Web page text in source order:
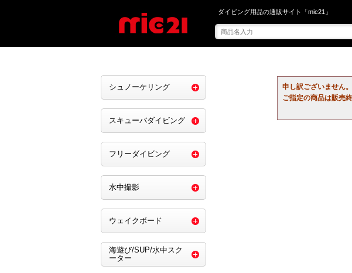
mic21で を買うならec.mic21.com
ダイビング用品の通販サイト「mic21」
申し訳ございません。
ご指定の商品は販売
シュノーケリング
スキューバダイビング
フリーダイビング
水中撮影
ウェイクボード
海遊び/SUP/水中スク
ーター